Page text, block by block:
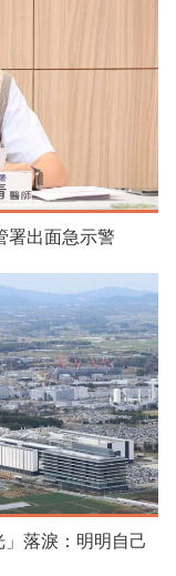
署出面急示警
落淚：明明自己